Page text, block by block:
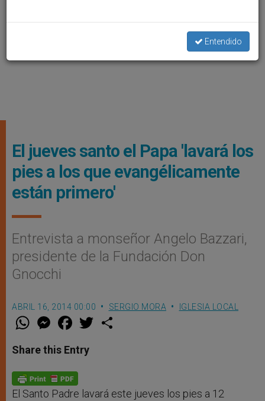
El jueves santo el Papa 'lavará los
pies a los que evangélicamente
están primero'
Entrevista a monseñor Angelo Bazzari,
presidente de la Fundación Don
Gnocchi
ABRIL 16, 2014 00:00 SERGIO MORA IGLESIA LOCAL
W
t
s
p
p
M
e
s
e
g
e
r
F
a
e
b
o
k
w
Share this Entry
El Santo Padre lavará este jueves los pies a 12
Entendido